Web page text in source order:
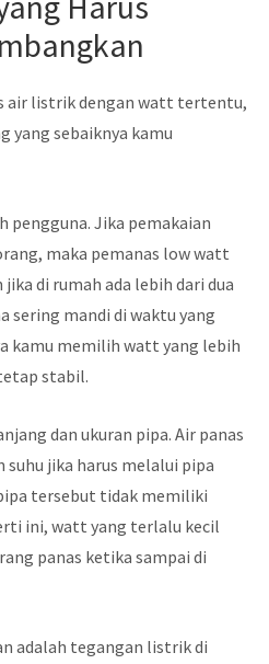
air listrik dengan watt tertentu,
yang sebaiknya kamu
pengguna. Jika pemakaian
maka pemanas low watt
di rumah ada lebih dari dua
sering mandi di waktu yang
kamu memilih watt yang lebih
stabil.
dan ukuran pipa. Air panas
jika harus melalui pipa
tersebut tidak memiliki
ini, watt yang terlalu kecil
panas ketika sampai di
adalah tegangan listrik di